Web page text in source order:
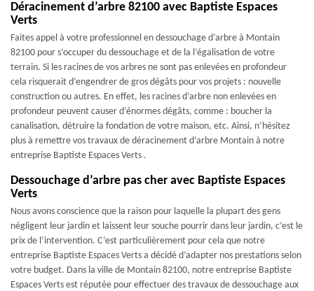
Déracinement d’arbre 82100 avec Baptiste Espaces
Verts
Faites appel à votre professionnel en dessouchage d’arbre à Montain
82100 pour s’occuper du dessouchage et de la l’égalisation de votre
terrain. Si les racines de vos arbres ne sont pas enlevées en profondeur
cela risquerait d’engendrer de gros dégâts pour vos projets : nouvelle
construction ou autres. En effet, les racines d’arbre non enlevées en
profondeur peuvent causer d’énormes dégâts, comme : boucher la
canalisation, détruire la fondation de votre maison, etc. Ainsi, n’hésitez
plus à remettre vos travaux de déracinement d’arbre Montain à notre
entreprise Baptiste Espaces Verts .
Dessouchage d’arbre pas cher avec Baptiste Espaces
Verts
Nous avons conscience que la raison pour laquelle la plupart des gens
négligent leur jardin et laissent leur souche pourrir dans leur jardin, c’est le
prix de l’intervention. C’est particulièrement pour cela que notre
entreprise Baptiste Espaces Verts a décidé d’adapter nos prestations selon
votre budget. Dans la ville de Montain 82100, notre entreprise Baptiste
Espaces Verts est réputée pour effectuer des travaux de dessouchage aux